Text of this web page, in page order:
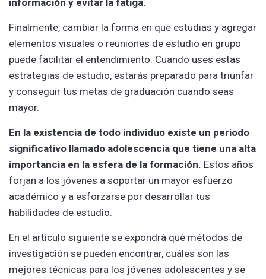
información y evitar la fatiga.
Finalmente, cambiar la forma en que estudias y agregar
elementos visuales o reuniones de estudio en grupo
puede facilitar el entendimiento. Cuando uses estas
estrategias de estudio, estarás preparado para triunfar
y conseguir tus metas de graduación cuando seas
mayor.
En la existencia de todo individuo existe un periodo
significativo llamado adolescencia que tiene una alta
importancia en la esfera de la formación. Estos años
forjan a los jóvenes a soportar un mayor esfuerzo
académico y a esforzarse por desarrollar tus
habilidades de estudio.
En el artículo siguiente se expondrá qué métodos de
investigación se pueden encontrar, cuáles son las
mejores técnicas para los jóvenes adolescentes y se